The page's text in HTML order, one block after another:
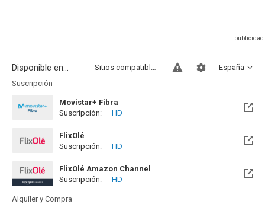
Disponible en... España
Sitios compatibles
Suscripción
Movistar+ Fibra
Disponible hasta el Vie, 01 Ene 2100 (Quedan 73 años)
Suscripción: HD
FlixOlé
Suscripción:
HD
FlixOlé Amazon Channel
Suscripción:
HD
Alquiler y Compra